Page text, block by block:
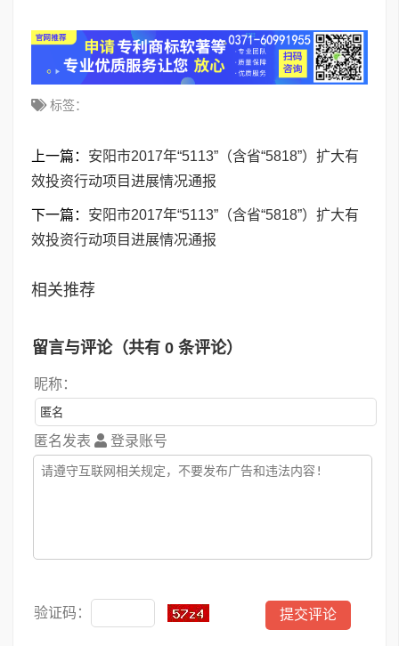
标签：
上一篇： 安阳市2017年“5113”（含省“5818”）扩大有
效投资行动项目进展情况通报
下一篇： 安阳市2017年“5113”（含省“5818”）扩大有
效投资行动项目进展情况通报
相关推荐
留言与评论（共有 0 条评论）
昵称：
匿名发表 登录账号
验证码：